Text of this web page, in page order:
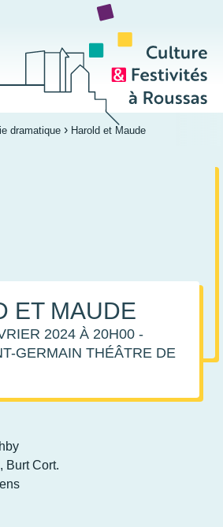
CULTURE ET
Espace culturel Saint-Germain
dramatique › Harold et Maude
ET MAUDE
2024 À 20H00 -
GERMAIN THÉÂTRE DE
Burt Cort.